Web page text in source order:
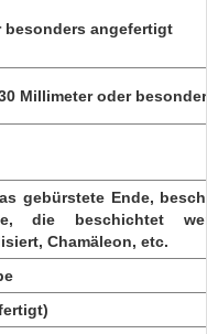
besonders angefertigt
Millimeter oder
gebürstete Ende,
die beschichtet
Chamäleon, etc.